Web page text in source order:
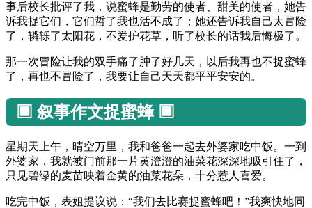
事后校长批评了我，说蜜蜂是勤劳的使者、甜美的使者，她告
诉我捉它们，它们蜇了我也活不成了；她还告诉我自己太冒险
了，辚轹了太阳花，不爱护花草，听了校长的话我后悔极了。
那一次冒险让我的双手痛了肿了好几天，以后我再也不捉蜜蜂
了，再也不冒险了，我要让自己天天都平平安安的。
▣ 叙事作文捉蜜蜂 ▣
星期天上午，晴空万里，我和爸爸一起去外婆家吃中饭。一到
外婆家，我就被门前那一片黄澄澄的油菜花深深地吸引住了，
只见碧绿的麦苗映着金黄的油菜花朵，十分惹人喜爱。
吃完中饭，表姐提议说：“我们去比赛捉蜜蜂吧！”我爽快地同